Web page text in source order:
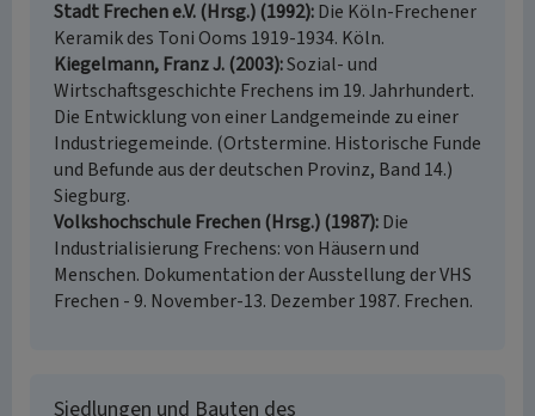
Stadt Frechen e.V. (Hrsg.) (1992) Die Köln-Frechener
Keramik des Toni Ooms 1919-1934. Köln.
Kiegelmann, Franz J. (2003) Sozial- und
Wirtschaftsgeschichte Frechens im 19. Jahrhundert.
Die Entwicklung von einer Landgemeinde zu einer
Industriegemeinde. (Ortstermine. Historische Funde
und Befunde aus der deutschen Provinz, Band 14.)
Siegburg.
Volkshochschule Frechen (Hrsg.) (1987) Die
Industrialisierung Frechens: von Häusern und
Menschen. Dokumentation der Ausstellung der VHS
Frechen - 9. November-13. Dezember 1987. Frechen.
Siedlungen und Bauten des